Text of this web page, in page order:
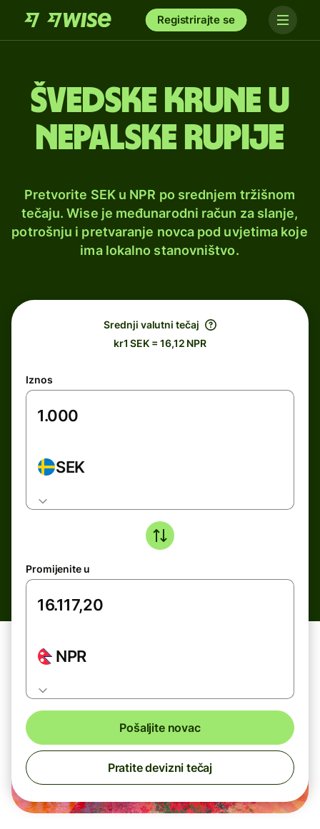
Registrirajte se
Švedske krune u
nepalske rupije
Pretvorite SEK u NPR po srednjem tržišnom
tečaju. Wise je međunarodni račun za slanje,
potrošnju i pretvaranje novca pod uvjetima koje
ima lokalno stanovništvo.
Srednji valutni tečaj
kr1 SEK = 16,12 NPR
Iznos
SEK
Promijenite u
NPR
Pošaljite novac
Pratite devizni tečaj